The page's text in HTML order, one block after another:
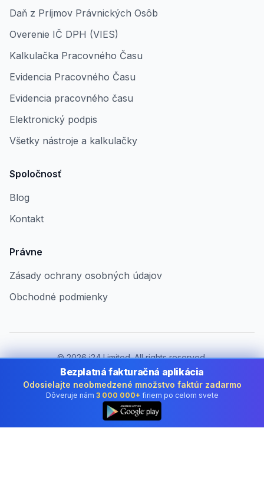
Daň z Príjmov Právnických Osôb
Overenie IČ DPH (VIES)
Kalkulačka Pracovného Času
Evidencia Pracovného Času
Evidencia pracovného času
Elektronický podpis
Všetky nástroje a kalkulačky
Spoločnosť
Blog
Kontakt
Právne
Zásady ochrany osobných údajov
Obchodné podmienky
©2026i24 Limited. All rights reserved.
Pre firmy v Slovakia
Zmeniť krajinu:
Slovakia
Bezplatná fakturačná aplikácia
Odosielajte neobmedzené množstvo faktúr zadarmo
Dôveruje nám 3 000 000+ firiem po celom svete